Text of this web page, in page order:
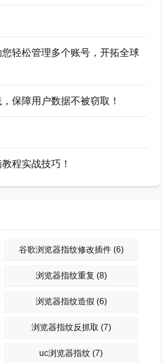
轻松管理多个账号，开拓全球
保障用户数据不被窃取！
程实战技巧！
谷歌浏览器指纹修改插件(6)
浏览器指纹重复 (8)
浏览器指纹造假 (6)
浏览器指纹反抓取 (7)
uc浏览器指纹 (7)